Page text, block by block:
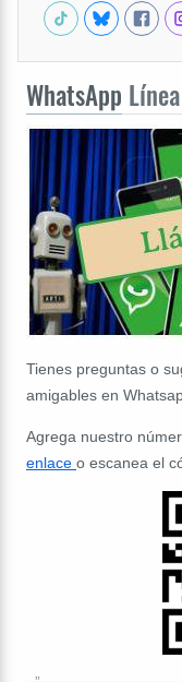
WhatsApp
Tienes preguntas o
amigables en
Agrega nuestro
enlace o escanea el